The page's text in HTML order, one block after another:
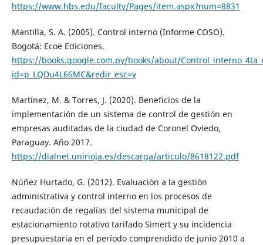
https://www.hbs.edu/faculty/Pages/item.aspx?num=8831
Mantilla, S. A. (2005). Control interno (Informe COSO).
Bogotá: Ecoe Ediciones.
https://books.google.com.py/books/about/
id=p_LQDu4L66MC&redir_esc=y
Martínez, M. & Torres, J. (2020). Beneficios de la
implementación de un sistema de control de gestión en
empresas auditadas de la ciudad de Coronel Oviedo,
Paraguay. Año 2017.
https://dialnet.unirioja.es/descarga/articulo/8618122.pdf
Núñez Hurtado, G. (2012). Evaluación a la gestión
administrativa y control interno en los procesos de
recaudación de regalías del sistema municipal de
estacionamiento rotativo tarifado Simert y su incidencia
presupuestaria en el período comprendido de junio 2010 a